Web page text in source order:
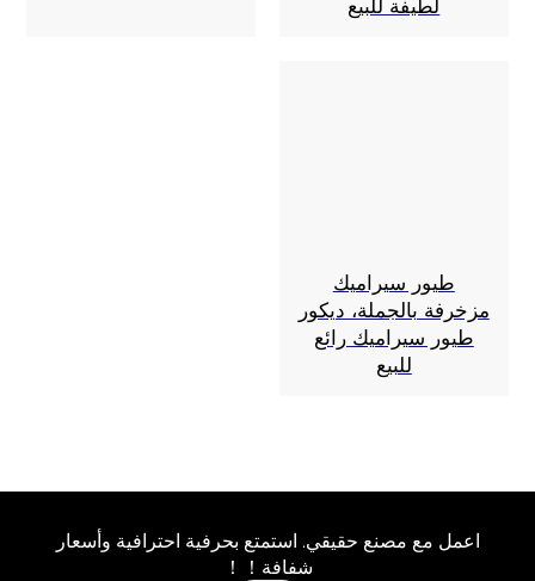
طيور سيراميك
مزخرفة بالجملة، ديكور
طيور سيراميك رائع
للبيع
اعمل مع مصنع حقيقي. استمتع بحرفية احترافية وأسعار
شفافة！！